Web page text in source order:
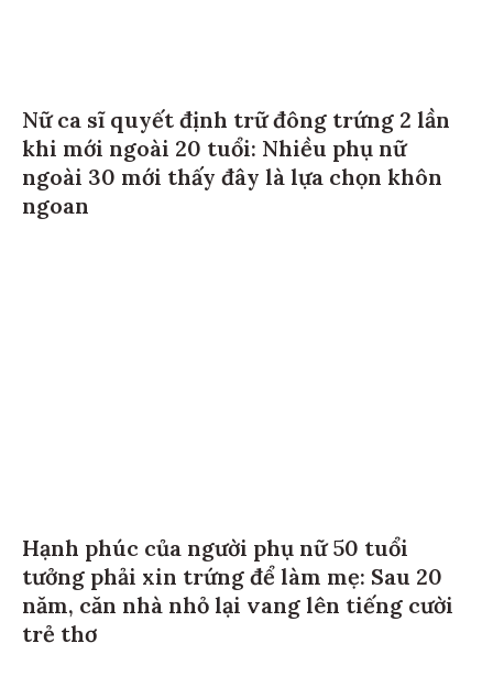
Nữ ca sĩ quyết định trữ đông trứng 2 lần
khi mới ngoài 20 tuổi: Nhiều phụ nữ
ngoài 30 mới thấy đây là lựa chọn khôn
ngoan
Hạnh phúc của người phụ nữ 50 tuổi
tưởng phải xin trứng để làm mẹ: Sau 20
năm, căn nhà nhỏ lại vang lên tiếng cười
trẻ thơ